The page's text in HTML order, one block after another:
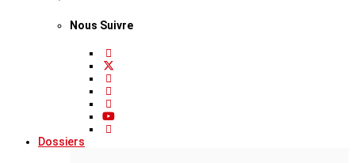
Nous Suivre
Dossiers